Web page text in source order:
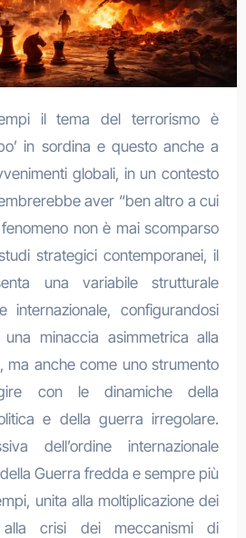
il tema del terrorismo è
in sordina e questo anche a
globali, in un contesto
aver “ben altro a cui
non è mai scomparso
strategici contemporanei, il
una variabile strutturale
internazionale, configurandosi
minaccia asimmetrica alla
ma anche come uno strumento
con le dinamiche della
e della guerra irregolare.
dell’ordine internazionale
Guerra fredda e sempre più
unita alla moltiplicazione dei
crisi dei meccanismi di